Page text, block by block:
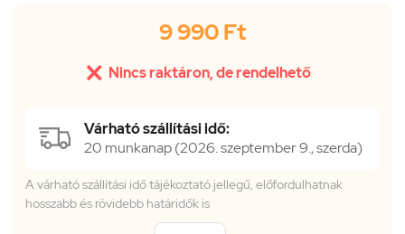
9 990 Ft
 Nincs raktáron, de rendelhető
Várható szállítási idő:
20 munkanap (2026. szeptember 9., szerda)
A várható szállítási idő tájékoztató jellegű, előfordulhatnak
hosszabb és rövidebb határidők is